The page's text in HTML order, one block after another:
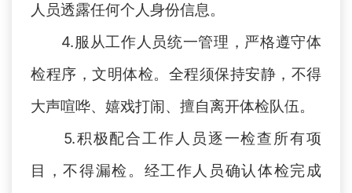
人员透露任何个人身份信息。
4.服从工作人员统一管理，严格遵守体
检程序，文明体检。全程须保持安静，不得
大声喧哗、嬉戏打闹、擅自离开体检队伍。
5.积极配合工作人员逐一检查所有项
目，不得漏检。经工作人员确认体检完成